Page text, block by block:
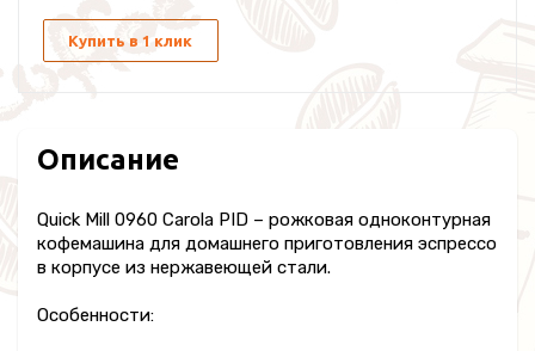
Купить в 1 клик
Описание
Quick Mill 0960 Carola PID – рожковая одноконтурная
кофемашина для домашнего приготовления эспрессо
в корпусе из нержавеющей стали.
Особенности: